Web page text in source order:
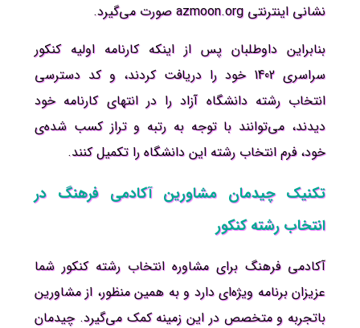
نشانی اینترنتی azmoon.org صورت می‌گیرد.
بنابراین داوطلبان پس از اینکه کارنامه اولیه کنکور
سراسری 1402 خود را دریافت کردند، و کد دسترسی
انتخاب رشته دانشگاه آزاد را در انتهای کارنامه خود
دیدند، می‌توانند با توجه به رتبه و تراز کسب شده‌ی
خود، فرم انتخاب رشته این دانشگاه را تکمیل کنند.
تکنیک چیدمان مشاورین آکادمی فرهنگ در
انتخاب رشته کنکور
آکادمی فرهنگ برای مشاوره انتخاب رشته کنکور شما
عزیزان برنامه ویژه‌ای دارد و به همین منظور، از مشاورین
باتجربه و متخصص در این زمینه کمک می‌گیرد. چیدمان